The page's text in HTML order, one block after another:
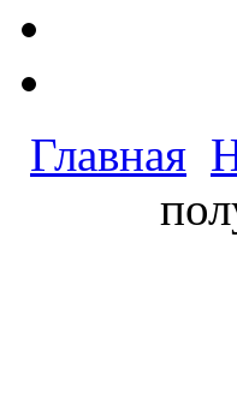
Главная